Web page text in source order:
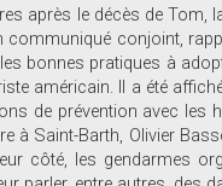
après le décès de Tom,
communiqué conjoint,
bonnes pratiques à
américain. Il a été
de prévention avec les
à Saint-Barth, Olivier
côté, les gendarmes